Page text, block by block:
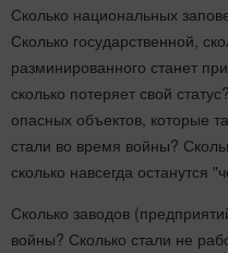
Сколько национальных
Сколько государственной,
разминированного станет
сколько потеряет свой
опасных объектов, которые
стали во время войны?
сколько навсегда останутся
Сколько заводов
войны? Сколько стали не